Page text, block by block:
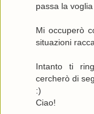
passa la
Mi occuperò
situazioni
Intanto ti
cercherò di
:)
Ciao!